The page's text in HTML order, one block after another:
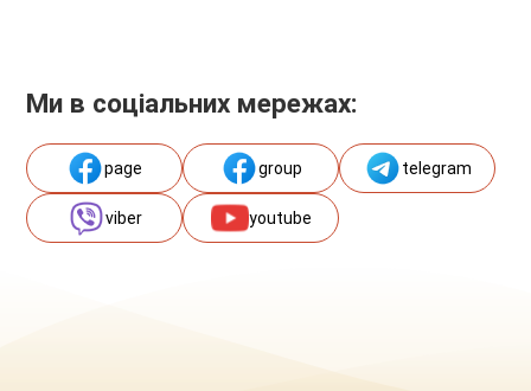
Ми в соціальних мережах:
page group telegram
viber youtube